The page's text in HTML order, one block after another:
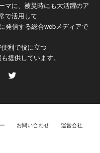
マに、被災時にも大活躍のア
で活用して
発信する総合webメディアで
利で役に立つ
提供しています。
お問い合わせ 運営会社